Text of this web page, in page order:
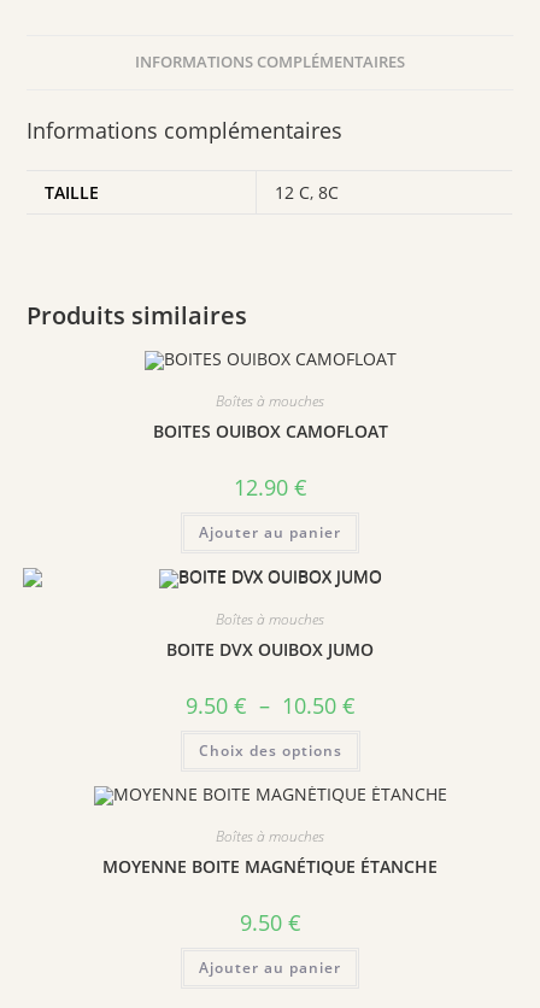
INFORMATIONS COMPLÉMENTAIRES
Informations complémentaires
TAILLE 12 C,8C
Produits similaires
Boîtes à mouches
BOITES OUIBOX CAMOFLOAT
12.90 €
Ajouter au panier
Boîtes à mouches
BOITE DVX OUIBOX JUMO
9.50 € – 10.50 €
Choix des options
Boîtes à mouches
MOYENNE BOITE MAGNÉTIQUE ÉTANCHE
9.50 €
Ajouter au panier